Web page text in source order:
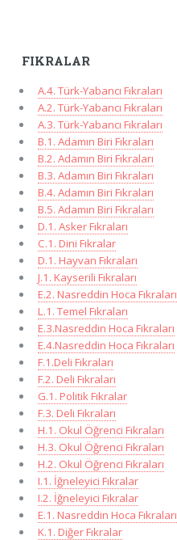
FIKRALAR
A.4. Türk-Yabancı Fıkraları
A.2. Türk-Yabancı Fıkraları
A.3. Türk-Yabancı Fıkraları
B.1. Adamın Biri Fıkraları
B.2. Adamın Biri Fıkraları
B.3. Adamın Biri Fıkraları
B.4. Adamın Biri Fıkraları
B.5. Adamın Biri Fıkraları
D.1. Asker Fıkraları
C.1. Dini Fıkralar
D.1. Hayvan Fıkraları
J.1. Kayserili Fıkraları
E.2. Nasreddin Hoca Fıkraları
L.1. Temel Fıkraları
E.3.Nasreddin Hoca Fıkraları
E.4.Nasreddin Hoca Fıkraları
F.1.Deli Fıkraları
F.2. Deli Fıkraları
G.1. Politik Fıkralar
F.3. Deli Fıkraları
H.1. Okul Öğrenci Fıkraları
H.3. Okul Öğrenci Fıkraları
H.2. Okul Öğrenci Fıkraları
I.1. İğneleyici Fıkralar
I.2. İğneleyici Fıkralar
E.1. Nasreddin Hoca Fıkraları
K.1. Diğer Fıkralar